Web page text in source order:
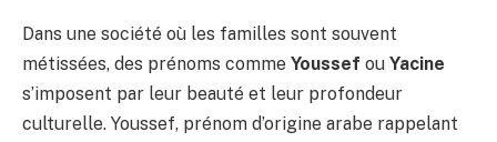
Dans une société où les familles sont souvent
métissées, des prénoms comme Youssef ou Yacine
s’imposent par leur beauté et leur profondeur
culturelle. Youssef, prénom d’origine arabe rappelant